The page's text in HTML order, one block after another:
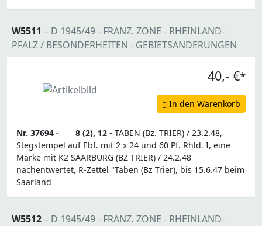
W5511 – D 1945/49 - FRANZ. ZONE - RHEINLAND-
PFALZ / BESONDERHEITEN - GEBIETSÄNDERUNGEN
40,- €*
In den Warenkorb
Nr. 37694 - 8 (2), 12 - TABEN (Bz. TRIER) / 23.2.48,
Stegstempel auf Ebf. mit 2 x 24 und 60 Pf. Rhld. I, eine
Marke mit K2 SAARBURG (BZ TRIER) / 24.2.48
nachentwertet, R-Zettel "Taben (Bz Trier), bis 15.6.47 beim
Saarland
W5512– D 1945/49 - FRANZ. ZONE - RHEINLAND-